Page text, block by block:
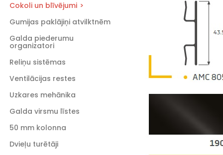
Cokoli un blīvējumi
Gumijas paklājiņi atvilktnēm
Galda piederumu
organizatori
Reliņu sistēmas
Ventilācijas restes
Uzkares mehānika
Galda virsmu līstes
50 mm kolonna
Dvieļu turētāji